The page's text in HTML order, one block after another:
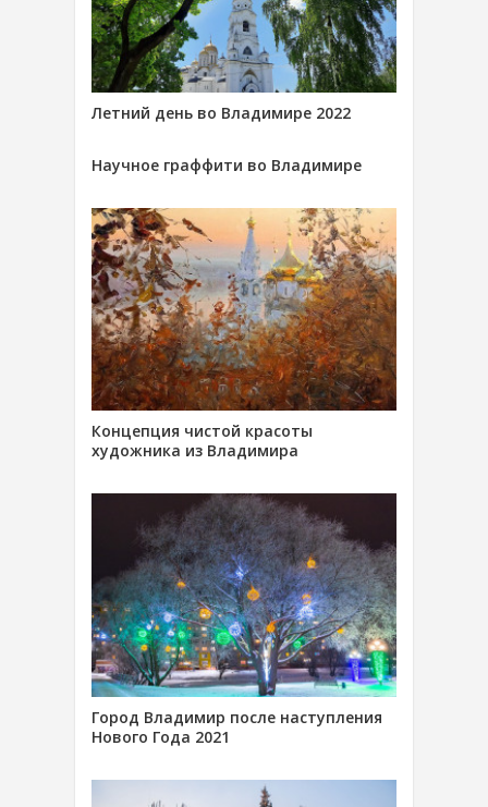
Летний день во Владимире 2022
Научное граффити во Владимире
Концепция чистой красоты
художника из Владимира
Город Владимир после наступления
Нового Года 2021